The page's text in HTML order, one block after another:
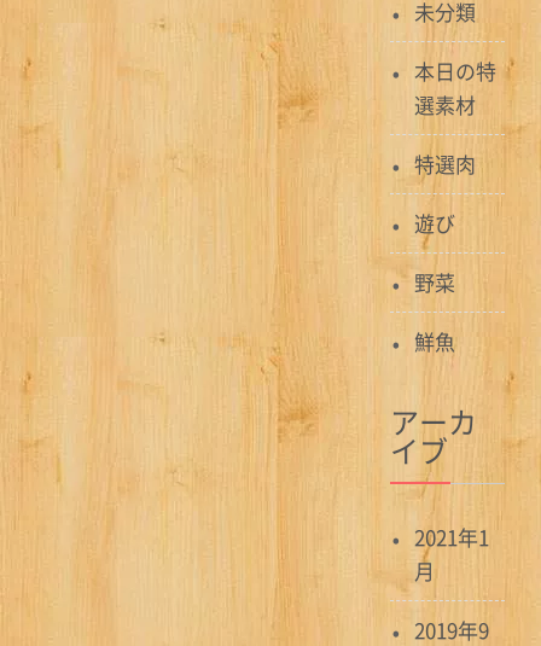
未分類
本日の特
選素材
特選肉
遊び
野菜
鮮魚
アーカ
イブ
2021年1
月
2019年9